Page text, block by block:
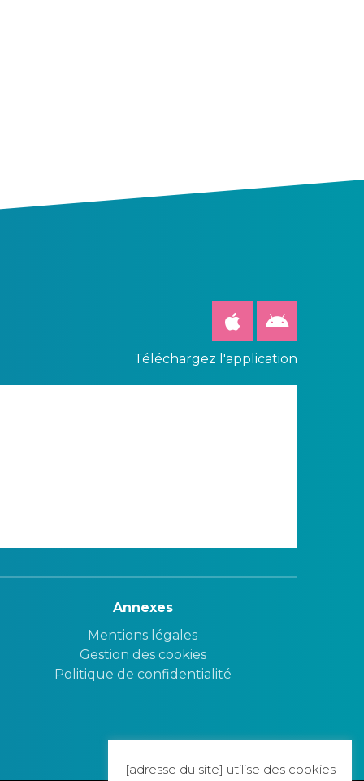
Téléchargez l'application
Annexes
Mentions légales
Gestion des cookies
Politique de confidentialité
[adresse du site] utilise des cookies